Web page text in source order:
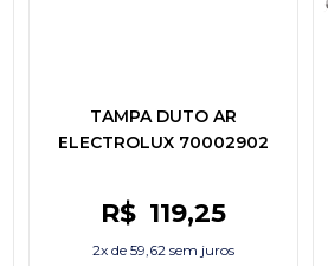
TAMPA DUTO AR
ELECTROLUX 70002902
R$ 119,25
2x de 59,62 sem juros